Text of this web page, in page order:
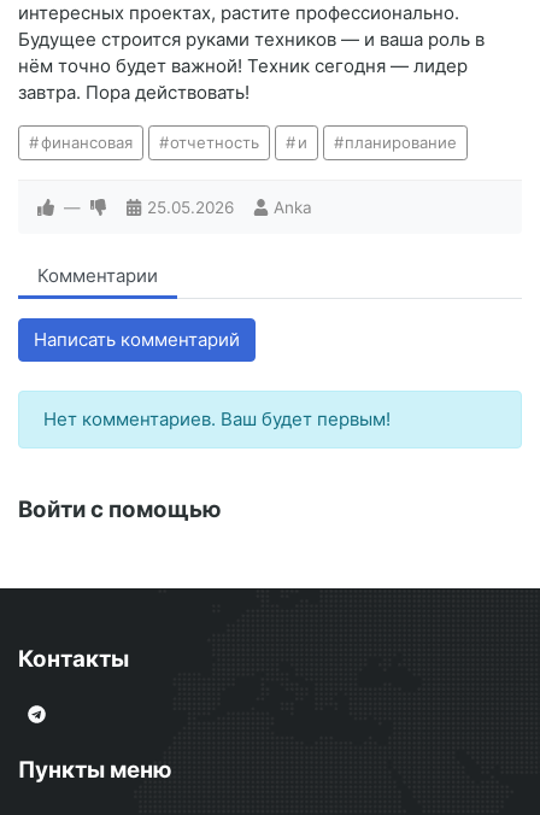
интересных проектах, растите профессионально.
Будущее строится руками техников — и ваша роль в
нём точно будет важной! Техник сегодня — лидер
завтра. Пора действовать!
финансовая отчетность и планирование
— 25.05.2026 Anka
Комментарии
Написать комментарий
Нет комментариев. Ваш будет первым!
Войти с помощью
Контакты
Пункты меню